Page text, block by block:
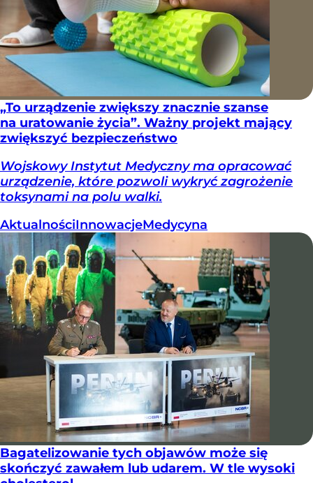
„To urządzenie zwiększy znacznie szanse
na uratowanie życia”. Ważny projekt mający
zwiększyć bezpieczeństwo
Wojskowy Instytut Medyczny ma opracować
urządzenie, które pozwoli wykryć zagrożenie
toksynami na polu walki.
AktualnościInnowacjeMedycyna
Bagatelizowanie tych objawów może się
skończyć zawałem lub udarem. W tle wysoki